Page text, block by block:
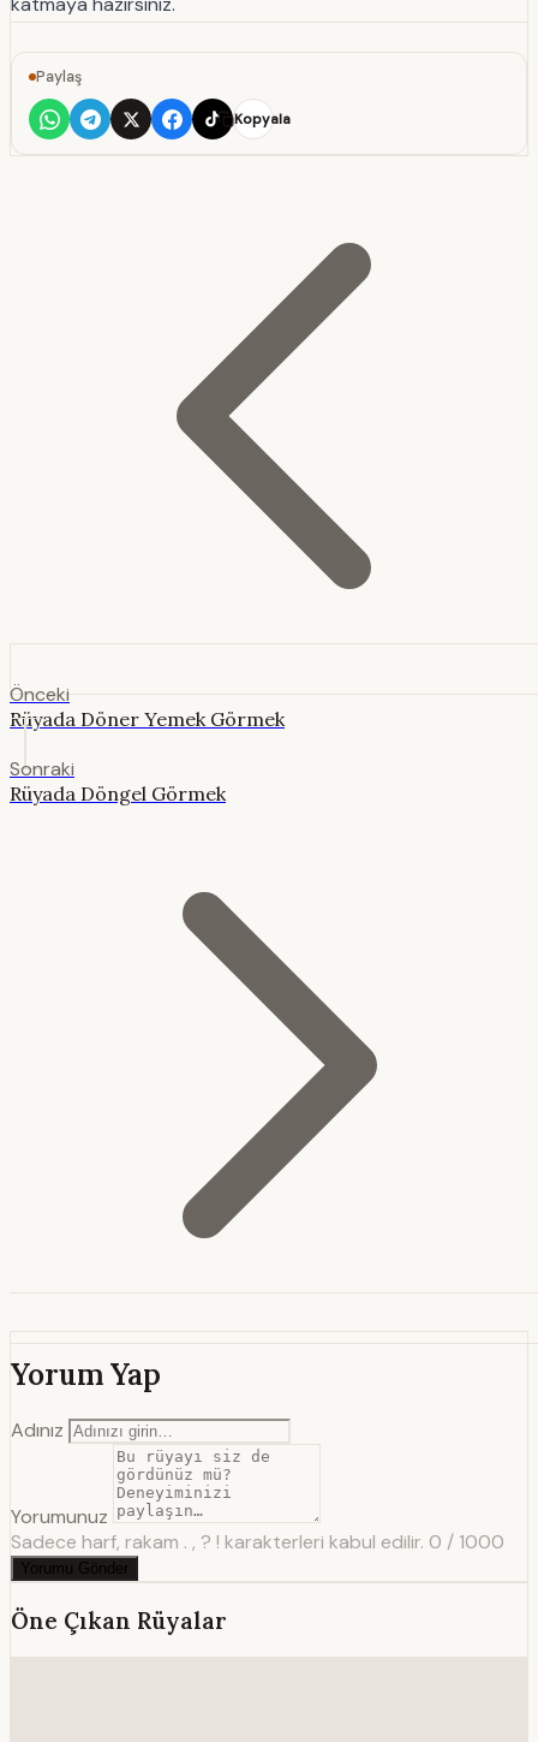
Paylaş
Kopyala
Önceki
Rüyada Döner Yemek Görmek
Sonraki
Rüyada Döngel Görmek
Yorum Yap
Adınız
Yorumunuz
Sadece harf, rakam . , ? ! karakterleri kabul edilir. 0 / 1000
Yorumu Gönder
Öne Çıkan Rüyalar